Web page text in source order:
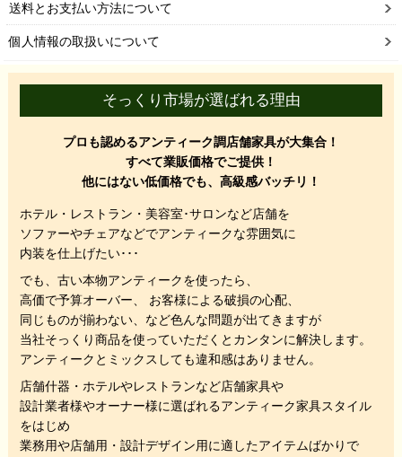
送料とお支払い方法について
個人情報の取扱いについて
そっくり市場が選ばれる理由
プロも認めるアンティーク調店舗家具が大集合！
すべて業販価格でご提供！
他にはない低価格でも、高級感バッチリ！
ホテル・レストラン・美容室･サロンなど店舗を
ソファーやチェアなどでアンティークな雰囲気に
内装を仕上げたい･･･
でも、 古い本物アンティークを使ったら、
高価で予算オーバー、 お客様による破損の心配、
同じものが揃わない、 など色んな問題が出てきますが
当社そっくり商品を使っていただくと カンタンに解決します。
アンティークとミックスしても違和感はありません。
店舗什器・ホテルやレストランなど店舗家具や
設計業者様やオーナー様に選ばれるアンティーク家具スタイル
をはじめ
業務用や店舗用・設計デザイン用に適したアイテムばかりで